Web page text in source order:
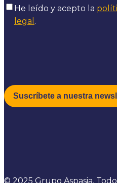
He leído y acepto la
legal .
© 2025 Grupo Aspasia.